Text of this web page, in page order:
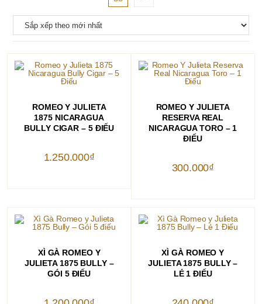
ROMEO Y JULIETA
1875 NICARAGUA
BULLY CIGAR – 5 ĐIẾU
1.250.000₫
ROMEO Y JULIETA
RESERVA REAL
NICARAGUA TORO – 1
ĐIẾU
300.000₫
THÊM VÀO GIỎ HÀNG
XÌ GÀ ROMEO Y
JULIETA 1875 BULLY –
GÓI 5 ĐIẾU
THÊM VÀO GIỎ HÀNG
XÌ GÀ ROMEO Y
JULIETA 1875 BULLY –
LẺ 1 ĐIẾU